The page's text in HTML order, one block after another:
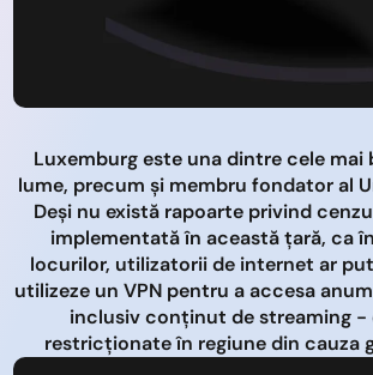
Luxemburg este una dintre cele mai
lume, precum și membru fondator al
Deși nu există rapoarte privind
implementată în această țară, ca
locurilor, utilizatorii de internet ar
utilizeze un VPN pentru a accesa
inclusiv conținut de streaming -
restricționate în regiune din cauza